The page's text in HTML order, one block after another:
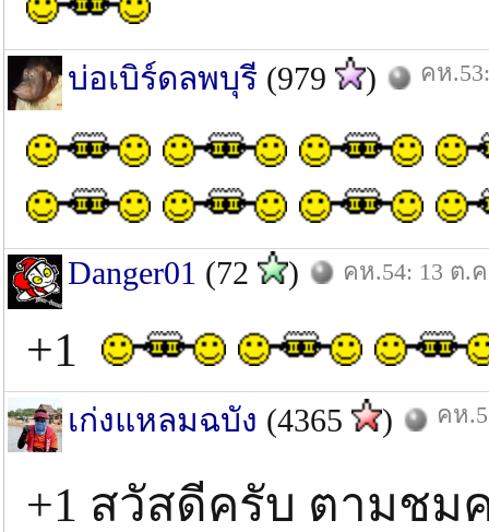
บ่อเบิร์ดลพบุรี (979 ) คห
Danger01 (72 ) คห.54: 13 ต.
+1
เก่งแหลมฉบัง (4365 ) คห
+1 สวัสดีครับ ตามชม